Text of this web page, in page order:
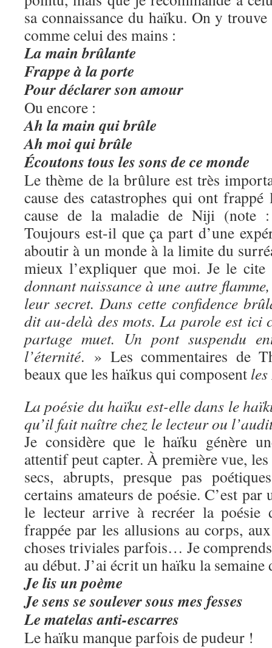
sa connaissance du haïku. On y
comme celui des mains :
La main brûlante
Frappe à la porte
Pour déclarer son amour
Ou encore :
Ah la main qui brûle
Ah moi qui brûle
Écoutons tous les sons de ce monde
Le thème de la brûlure est très
cause des catastrophes qui ont
cause de la maladie de Niji (note
Toujours est-il que ça part d’une
aboutir à un monde à la limite du
mieux l’expliquer que moi. Je le
donnant naissance à une autre
leur secret. Dans cette confidence
dit au-delà des mots. La parole est ici
partage muet. Un pont suspendu
l’éternité. » Les commentaires de
beaux que les haïkus qui composent
La poésie du haïku est-elle dans le
qu’il fait naître chez le lecteur ou
Je considère que le haïku génère
attentif peut capter. À première vue,
secs, abrupts, presque pas
certains amateurs de poésie. C’est par
le lecteur arrive à recréer la poésie
frappée par les allusions au corps,
choses triviales parfois… Je
au début. J’ai écrit un haïku la
Je lis un poème
Je sensse souleversous mes fesses
Le matelas anti-escarres
Le haïku manque parfois de pudeur !